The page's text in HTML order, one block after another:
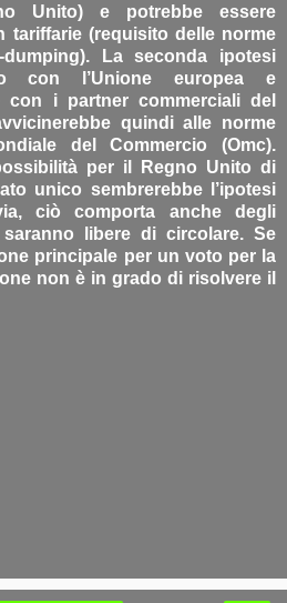
Unito) e potrebbe essere
tariffarie (requisito delle norme
La seconda ipotesi
con l’Unione europea e
con i partner commerciali del
quindi alle norme
del Commercio (Omc).
per il Regno Unito di
unico sembrerebbe l’ipotesi
ciò comporta anche degli
libere di circolare. Se
principale per un voto per la
non è in grado di risolvere il